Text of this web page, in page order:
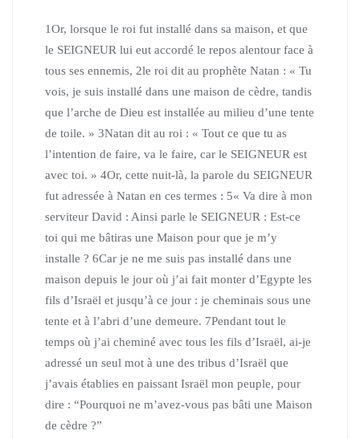
1Or, lorsque le roi fut installé dans sa maison, et que
le SEIGNEUR lui eut accordé le repos alentour face à
tous ses ennemis, 2le roi dit au prophète Natan : « Tu
vois, je suis installé dans une maison de cèdre, tandis
que l’arche de Dieu est installée au milieu d’une tente
de toile. » 3Natan dit au roi : « Tout ce que tu as
l’intention de faire, va le faire, car le SEIGNEUR est
avec toi. » 4Or, cette nuit-là, la parole du SEIGNEUR
fut adressée à Natan en ces termes : 5« Va dire à mon
serviteur David : Ainsi parle le SEIGNEUR : Est-ce
toi qui me bâtiras une Maison pour que je m’y
installe ? 6Car je ne me suis pas installé dans une
maison depuis le jour où j’ai fait monter d’Egypte les
fils d’Israël et jusqu’à ce jour : je cheminais sous une
tente et à l’abri d’une demeure. 7Pendant tout le
temps où j’ai cheminé avec tous les fils d’Israël, ai-je
adressé un seul mot à une des tribus d’Israël que
j’avais établies en paissant Israël mon peuple, pour
dire : “Pourquoi ne m’avez-vous pas bâti une Maison
de cèdre ?”